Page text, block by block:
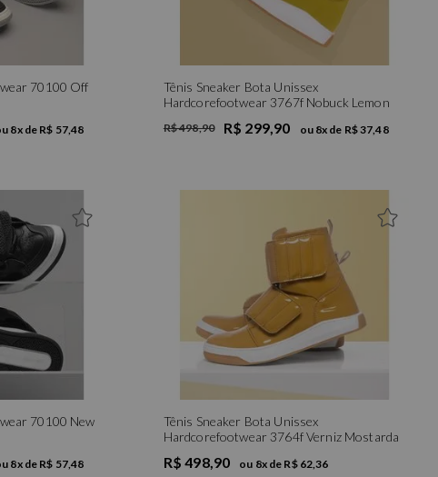
70100 Off
8x de R$ 57,48
Tênis Sneaker Bota Unissex
Hardcorefootwear 3767f Nobuck Lemon
R$ 498,90 R$ 299,90 ou 8x de R$ 37,48
70100 New
8x de R$ 57,48
Tênis Sneaker Bota Unissex
Hardcorefootwear 3764f Verniz Mostarda
R$ 498,90 ou 8x de R$ 62,36